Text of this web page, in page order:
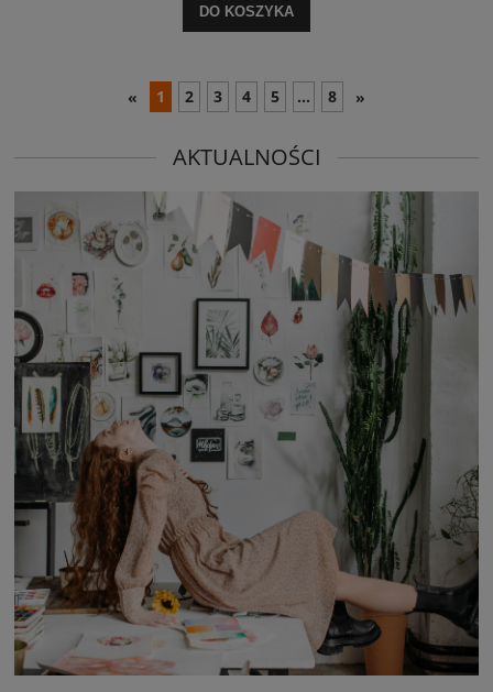
DO KOSZYKA
« 1 2 3 4 5 ... 8 »